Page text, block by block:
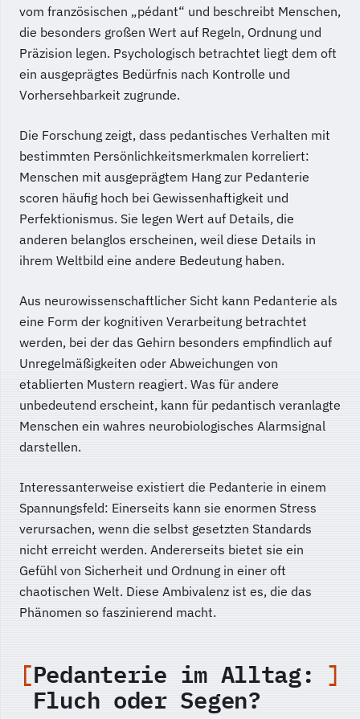
vom französischen „pédant“ und beschreibt Menschen,
die besonders großen Wert auf Regeln, Ordnung und
Präzision legen. Psychologisch betrachtet liegt dem oft
ein ausgeprägtes Bedürfnis nach Kontrolle und
Vorhersehbarkeit zugrunde.
Die Forschung zeigt, dass pedantisches Verhalten mit
bestimmten Persönlichkeitsmerkmalen korreliert:
Menschen mit ausgeprägtem Hang zur Pedanterie
scoren häufig hoch bei Gewissenhaftigkeit und
Perfektionismus. Sie legen Wert auf Details, die
anderen belanglos erscheinen, weil diese Details in
ihrem Weltbild eine andere Bedeutung haben.
Aus neurowissenschaftlicher Sicht kann Pedanterie als
eine Form der kognitiven Verarbeitung betrachtet
werden, bei der das Gehirn besonders empfindlich auf
Unregelmäßigkeiten oder Abweichungen von
etablierten Mustern reagiert. Was für andere
unbedeutend erscheint, kann für pedantisch veranlagte
Menschen ein wahres neurobiologisches Alarmsignal
darstellen.
Interessanterweise existiert die Pedanterie in einem
Spannungsfeld: Einerseits kann sie enormen Stress
verursachen, wenn die selbst gesetzten Standards
nicht erreicht werden. Andererseits bietet sie ein
Gefühl von Sicherheit und Ordnung in einer oft
chaotischen Welt. Diese Ambivalenz ist es, die das
Phänomen so faszinierend macht.
Pedanterie im Alltag:
Fluch oder Segen?